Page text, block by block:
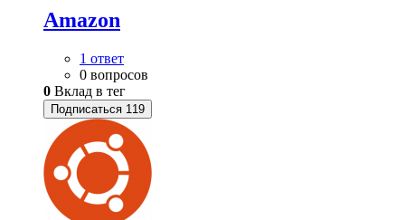
Amazon
1 ответ
0 вопросов
0 Вклад в тег
Подписаться 119